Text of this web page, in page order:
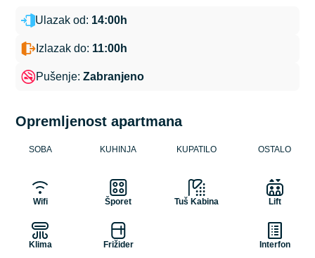
Ulazak od: 14:00h
Izlazak do: 11:00h
Pušenje:Zabranjeno
Opremljenost apartmana
SOBA
Wifi
Klima
KUHINJA
Šporet
Frižider
KUPATILO
Tuš Kabina
OSTALO
Lift
Interfon